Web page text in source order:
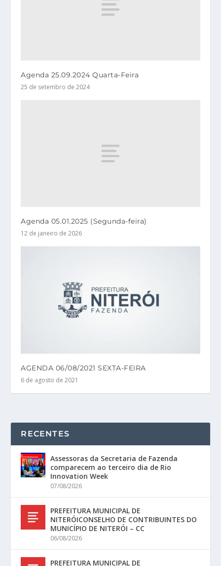
Agenda 25.09.2024 Quarta-Feira
25 de setembro de 2024
Agenda 05.01.2025 (Segunda-feira)
12 de janeiro de 2026
AGENDA 06/08/2021 SEXTA-FEIRA
6 de agosto de 2021
RECENTES
Assessoras da Secretaria de Fazenda
comparecem ao terceiro dia de Rio
Innovation Week
07/08/2026
PREFEITURA MUNICIPAL DE
NITERÓICONSELHO DE CONTRIBUINTES DO
MUNICÍPIO DE NITERÓI – CC
06/08/2026
PREFEITURA MUNICIPAL DE